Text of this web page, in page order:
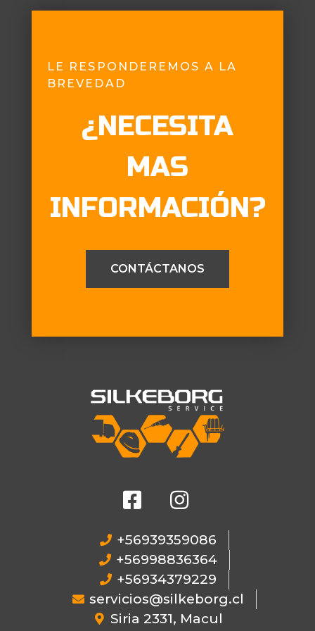
LE RESPONDEREMOS A LA
BREVEDAD
¿NECESITA
MAS
INFORMACIÓN?
CONTÁCTANOS
+56939359086
+56998836364
+56934379229
servicios@silkeborg.cl
Siria 2331, Macul